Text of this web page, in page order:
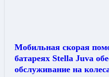
Мобильная скорая
батареях Stella Juva
обслуживание на